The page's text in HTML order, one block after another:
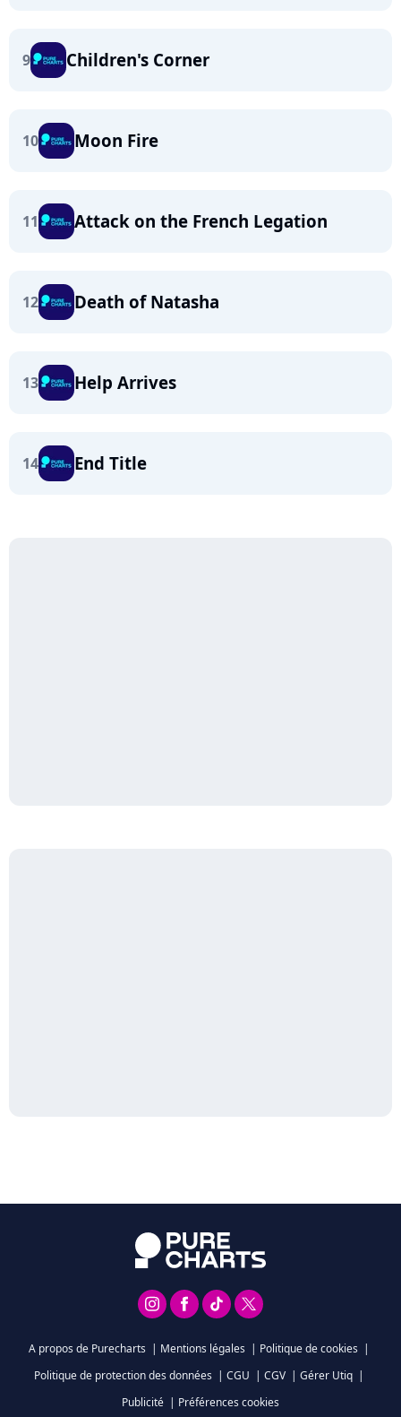
9 Children's Corner
10 Moon Fire
11 Attack on the French Legation
12 Death of Natasha
13 Help Arrives
14 End Title
A propos de Purecharts | Mentions légales | Politique de cookies |
Politique de protection des données | CGU | CGV | Gérer Utiq |
Publicité | Préférences cookies